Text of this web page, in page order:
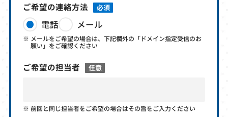
ご希望の連絡方法 必須
電話 メール
メールをご希望の場合は、下記欄外の「ドメイン指定受信のお
願い」をご確認ください
ご希望の担当者 任意
前回と同じ担当者をご希望の場合はその旨をご入力ください